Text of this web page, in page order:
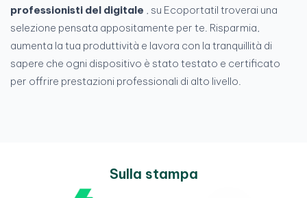
professionisti del digitale , su Ecoportatil troverai una
selezione pensata appositamente per te. Risparmia,
aumenta la tua produttività e lavora con la tranquillità di
sapere che ogni dispositivo è stato testato e certificato
per offrire prestazioni professionali di alto livello.
Sulla stampa